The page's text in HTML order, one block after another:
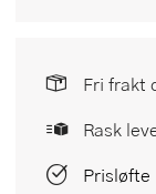
Fri frakt
Rask
Prisløfte